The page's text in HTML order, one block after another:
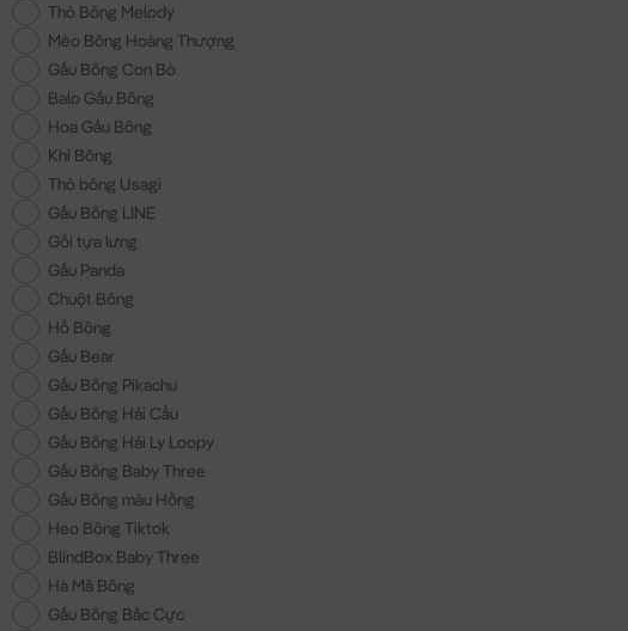
Thỏ Bông Melody
Mèo Bông Hoàng Thượng
Gấu Bông Con Bò
Balo Gấu Bông
Hoa Gấu Bông
Khỉ Bông
Thỏ bông Usagi
Gấu Bông LINE
Gối tựa lưng
Gấu Panda
Chuột Bông
Hổ Bông
Gấu Bear
Gấu Bông Pikachu
Gấu Bông Hải Cẩu
Gấu Bông Hải Ly Loopy
Gấu Bông Baby Three
Gấu Bông màu Hồng
Heo Bông Tiktok
BlindBox Baby Three
Hà Mã Bông
Gấu Bông Bắc Cực